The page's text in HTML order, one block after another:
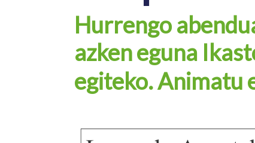
Hurrengo
azken eguna
egiteko. Animatu